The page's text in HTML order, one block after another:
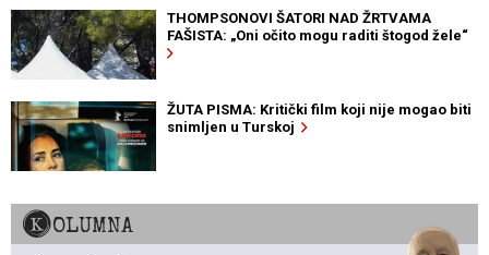
THOMPSONOVI ŠATORI NAD ŽRTVAMA
FAŠISTA: „Oni očito mogu raditi štogod žele“
ŽUTA PISMA: Kritički film koji nije mogao biti
snimljen u Turskoj
KOLUMNA